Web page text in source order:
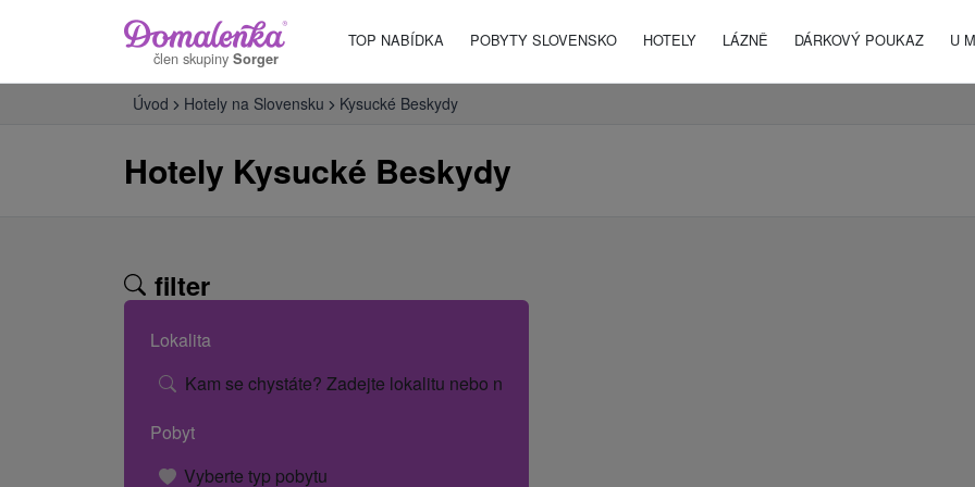
člen skupiny Sorger
TOP NABÍDKA POBYTY SLOVENSKO HOTELY LÁZNĚ DÁRKOVÝ POUKAZ U
Úvod Hotely na Slovensku Kysucké Beskydy
Hotely Kysucké Beskydy
filter
Lokalita
Kam se chystáte? Zadejte lokalitu nebo název hotelu.
Pobyt
Vyberte typ pobytu